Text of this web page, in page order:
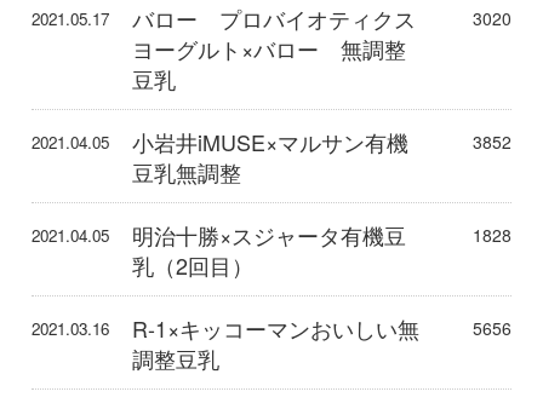
2021.05.17
バロー プロバイオティクス
ヨーグルト×バロー 無調整
豆乳
3020
2021.04.05
小岩井iMUSE×マルサン有機
豆乳無調整
3852
2021.04.05
明治十勝×スジャータ有機豆
乳（2回目）
1828
2021.03.16
R-1×キッコーマンおいしい無
調整豆乳
5656